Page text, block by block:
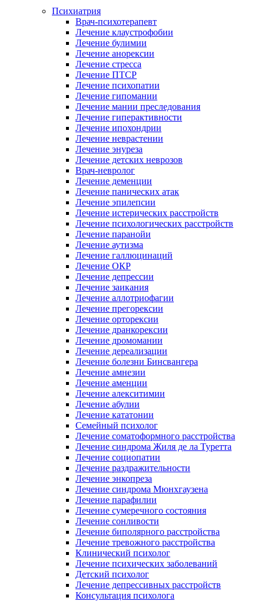
Психиатрия
Врач-психотерапевт
Лечение клаустрофобии
Лечение булимии
Лечение анорексии
Лечение стресса
Лечение ПТСР
Лечение психопатии
Лечение гипомании
Лечение мании преследования
Лечение гиперактивности
Лечение ипохондрии
Лечение неврастении
Лечение энуреза
Лечение детских неврозов
Врач-невролог
Лечение деменции
Лечение панических атак
Лечение эпилепсии
Лечение истерических расстройств
Лечение психологических расстройств
Лечение паранойи
Лечение аутизма
Лечение галлюцинаций
Лечение ОКР
Лечение депрессии
Лечение заикания
Лечение аллотриофагии
Лечение прегорексии
Лечение орторексии
Лечение дранкорексии
Лечение дромомании
Лечение дереализации
Лечение болезни Бинсвангера
Лечение амнезии
Лечение аменции
Лечение алекситимии
Лечение абулии
Лечение кататонии
Семейный психолог
Лечение соматоформного расстройства
Лечение синдрома Жиля де ла Туретта
Лечение социопатии
Лечение раздражительности
Лечение энкопреза
Лечение синдрома Мюнхгаузена
Лечение парафилии
Лечение сумеречного состояния
Лечение сонливости
Лечение биполярного расстройства
Лечение тревожного расстройства
Клинический психолог
Лечение психических заболеваний
Детский психолог
Лечение депрессивных расстройств
Консультация психолога